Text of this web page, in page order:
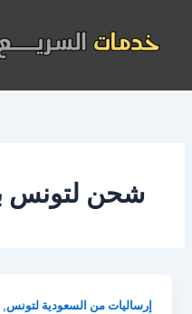
المحتوى
شحن لتونس
إرساليات من السعودية لتونس